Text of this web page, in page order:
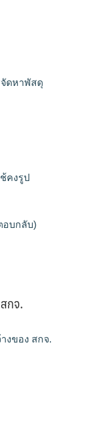
ดหาพัสดุ
คงรูป
อบกลับ)
กจ.
งของ สกจ.